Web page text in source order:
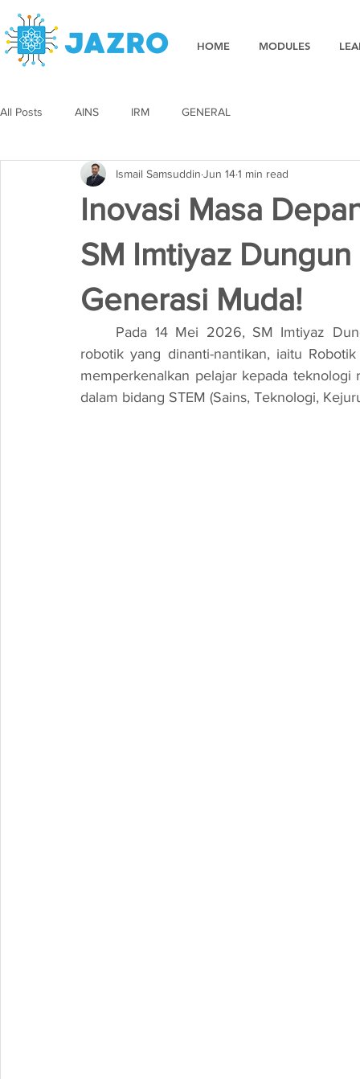
HOME MODULES
All Posts AINS IRM GENERAL
Inovasi Masa
SM Imtiyaz
Generasi Muda!
Ismail Samsuddin Jun 141 min read
robotik yang dinanti-nantikan, iaitu
memperkenalkan pelajar kepada
dalam bidang STEM (Sains, Teknologi,